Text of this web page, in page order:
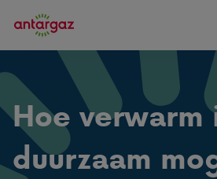
Hoe verwarm
duurzaam